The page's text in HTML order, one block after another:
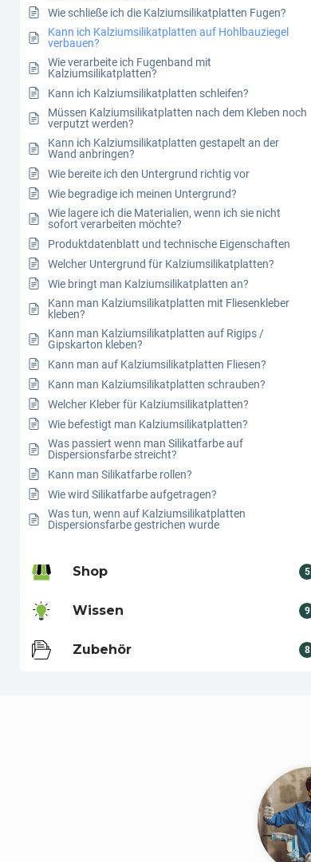
Wie schließe ich die Kalziumsilikatplatten Fugen?
Kann ich Kalziumsilikatplatten auf Hohlbauziegel
verbauen?
Wie verarbeite ich Fugenband mit
Kalziumsilikatplatten?
Kann ich Kalziumsilikatplatten schleifen?
Müssen Kalziumsilikatplatten nach dem Kleben noch
verputzt werden?
Kann ich Kalziumsilikatplatten gestapelt an der
Wand anbringen?
Wie bereite ich den Untergrund richtig vor
Wie begradige ich meinen Untergrund?
Wie lagere ich die Materialien, wenn ich sie nicht
sofort verarbeiten möchte?
Produktdatenblatt und technische Eigenschaften
Welcher Untergrund für Kalziumsilikatplatten?
Wie bringt man Kalziumsilikatplatten an?
Kann man Kalziumsilikatplatten mit Fliesenkleber
kleben?
Kann man Kalziumsilikatplatten auf Rigips /
Gipskarton kleben?
Kann man auf Kalziumsilikatplatten Fliesen?
Kann man Kalziumsilikatplatten schrauben?
Welcher Kleber für Kalziumsilikatplatten?
Wie befestigt man Kalziumsilikatplatten?
Was passiert wenn man Silikatfarbe auf
Dispersionsfarbe streicht?
Kann man Silikatfarbe rollen?
Wie wird Silikatfarbe aufgetragen?
Was tun, wenn auf Kalziumsilikatplatten
Dispersionsfarbe gestrichen wurde
Shop 5
Wissen 9
Zubehör 8